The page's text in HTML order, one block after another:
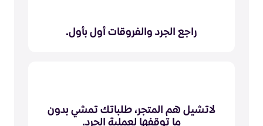
راجع الجرد والفروقات أول بأول.
لاتشيل هم المتجر، طلباتك تمشي بدون
ما توقفها لعملية الجرد.